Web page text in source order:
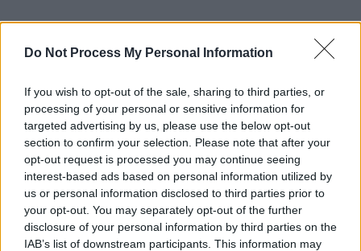
Do Not Process My Personal Information
If you wish to opt-out of the sale, sharing to third parties, or
processing of your personal or sensitive information for
targeted advertising by us, please use the below opt-out
section to confirm your selection. Please note that after your
opt-out request is processed you may continue seeing
interest-based ads based on personal information utilized by
us or personal information disclosed to third parties prior to
your opt-out. You may separately opt-out of the further
disclosure of your personal information by third parties on the
IAB’s list of downstream participants. This information may
LAISSER UN COMMENTAIRE
Votre adresse e-mail ne sera pas publiée. Les champs
obligatoires sont indiqués avec *
Translation